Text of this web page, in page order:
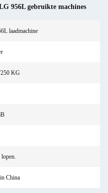
956L gebruikte machines
laadmachine
KG
China